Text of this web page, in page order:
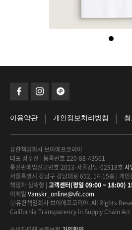
이용약관 | 개인정보처리방침 |
유한책임회사 브이에프코리아
대표 장우진 | 등록번호 220-88-43561
통신판매업신고번호 2013-서울강남-02918호 사
서울특별시 강남구 강남대로 652, 14-15층 | 개인
책임자 심재형 | 고객센터(평일 09:00 ~ 18:00)
이메일 Vanskr_online@vfc.com
ⓒ유한책임회사 브이에프코리아. All Rights
California Transparency in Supply Chain